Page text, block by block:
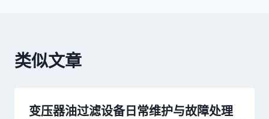
类似文章
变压器油过滤设备日常维护与故障处理